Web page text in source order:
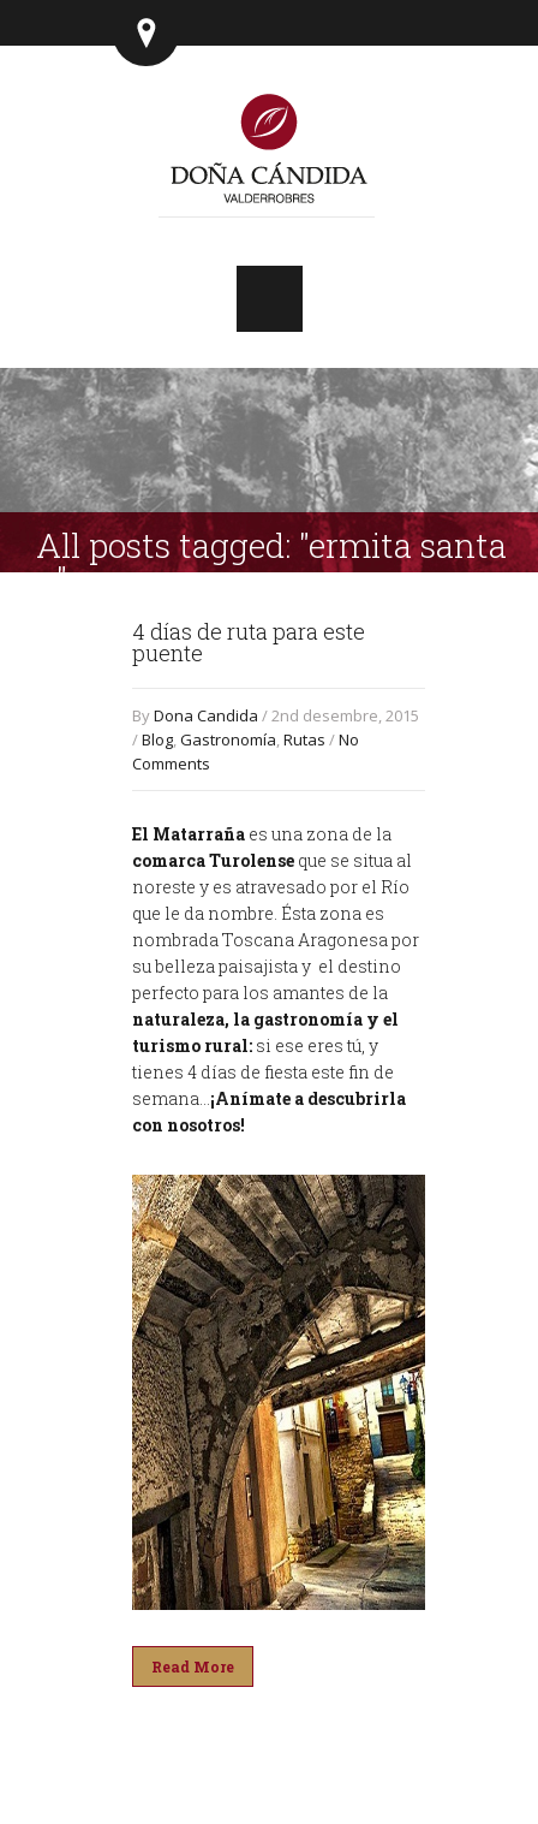
All posts tagged: "ermita santa
ana"
4 días de ruta para este
puente
ByDona Candida / 2nd desembre, 2015
/Blog,Gastronomía,Rutas /No
Comments
El Matarraña es una zona de la
comarca Turolense que se situa al
noreste y es atravesado por el Río
que le da nombre. Ésta zona es
nombrada Toscana Aragonesa por
su belleza paisajista y el destino
perfecto para los amantes de la
naturaleza, la gastronomía y el
turismo rural: si ese eres tú, y
tienes 4 días de fiesta este fin de
semana…¡Anímate a descubrirla
con nosotros!
Read More